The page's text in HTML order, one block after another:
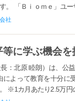
「Ｂｉｏｍｅ」ユー
社
：北原 睦朗）は、公
よって教育を十分に
※1カ月あたり2.5万円